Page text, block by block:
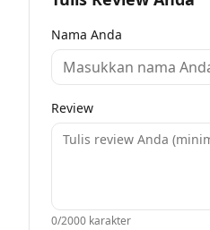
Nama Anda
Review
0/2000 karakter